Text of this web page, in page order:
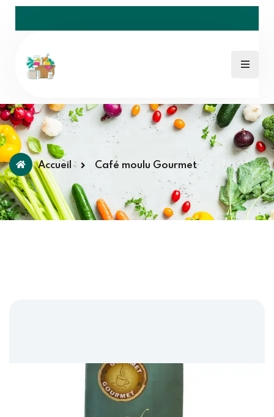
Accueil Café moulu Gourmet